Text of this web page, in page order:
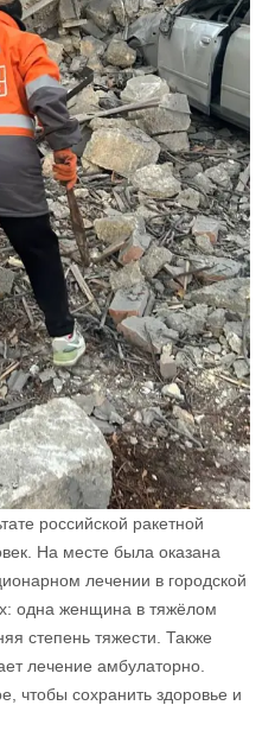
российской ракетной
На месте была оказана
лечении в городской
одна женщина в тяжёлом
степень тяжести. Также
лечение амбулаторно.
чтобы сохранить здоровье и